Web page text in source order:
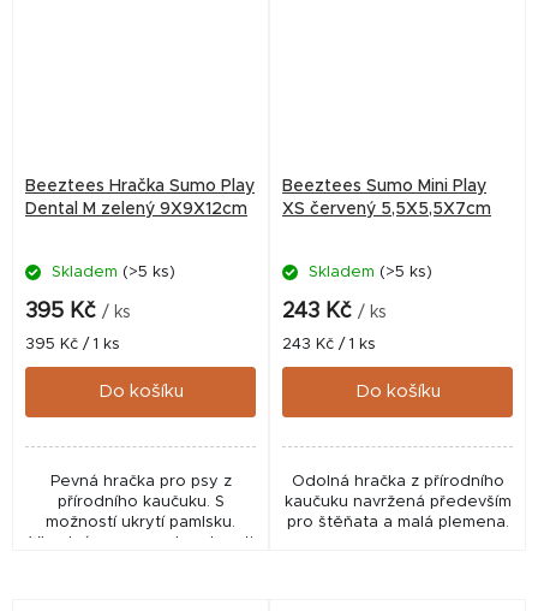
Beeztees Hračka Sumo Play
Dental M zelený 9X9X12cm
Skladem (>5 ks)
395 Kč / ks
Měrná
cena:
395 Kč / 1 ks
Do košíku
Pevná hračka pro psy z
přírodního kaučuku. S
možností ukrytí pamlsku.
Vhodná pro psy o hmotnosti
Beeztees Sumo Mini Play
XS červený 5,5X5,5X7cm
Skladem (>5 ks)
243 Kč / ks
Měrná
cena:
243 Kč / 1 ks
Do košíku
Odolná hračka z přírodního
kaučuku navržená především
pro štěňata a malá plemena.